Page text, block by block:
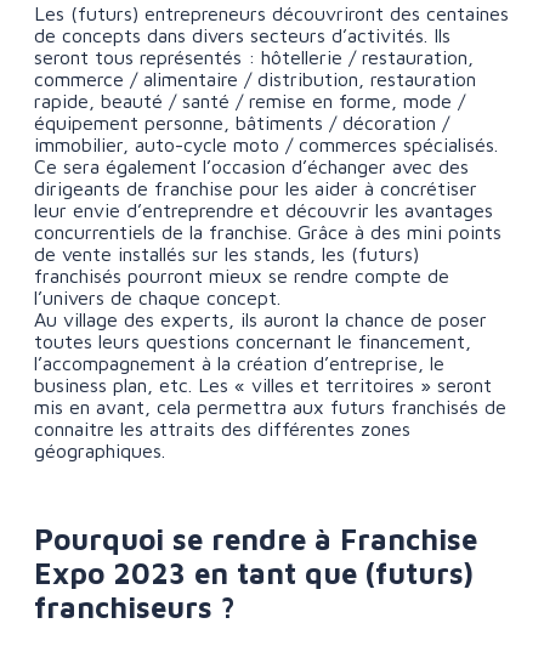
Les (futurs) entrepreneurs découvriront des centaines
de concepts dans divers secteurs d’activités. Ils
seront tous représentés : hôtellerie / restauration,
commerce / alimentaire / distribution, restauration
rapide, beauté / santé / remise en forme, mode /
équipement personne, bâtiments / décoration /
immobilier, auto-cycle moto / commerces spécialisés.
Ce sera également l’occasion d’échanger avec des
dirigeants de franchise pour les aider à concrétiser
leur envie d’entreprendre et découvrir les avantages
concurrentiels de la franchise. Grâce à des mini points
de vente installés sur les stands, les (futurs)
franchisés pourront mieux se rendre compte de
l’univers de chaque concept.
Au village des experts, ils auront la chance de poser
toutes leurs questions concernant le financement,
l’accompagnement à la création d’entreprise, le
business plan, etc. Les « villes et territoires » seront
mis en avant, cela permettra aux futurs franchisés de
connaitre les attraits des différentes zones
géographiques.
Pourquoi se rendre à Franchise
Expo 2023 en tant que (futurs)
franchiseurs ?